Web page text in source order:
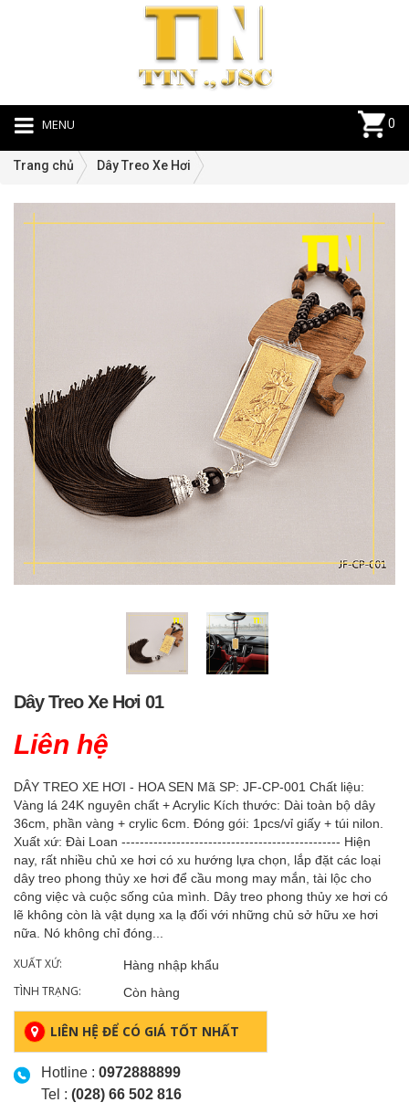
MENU 0
Trang chủ Dây Treo Xe Hơi
Dây Treo Xe Hơi 01
Liên hệ
DÂY TREO XE HƠI - HOA SEN Mã SP: JF-CP-001 Chất liệu:
Vàng lá 24K nguyên chất + Acrylic Kích thước: Dài toàn bộ dây
36cm, phần vàng + crylic 6cm. Đóng gói: 1pcs/vỉ giấy + túi nilon.
Xuất xứ: Đài Loan ------------------------------------------------ Hiện
nay, rất nhiều chủ xe hơi có xu hướng lựa chọn, lắp đặt các loại
dây treo phong thủy xe hơi để cầu mong may mắn, tài lộc cho
công việc và cuộc sống của mình. Dây treo phong thủy xe hơi có
lẽ không còn là vật dụng xa lạ đối với những chủ sở hữu xe hơi
nữa. Nó không chỉ đóng...
XUẤT XỨ: Hàng nhập khẩu
TÌNH TRẠNG: Còn hàng
LIÊN HỆ ĐỂ CÓ GIÁ TỐT NHẤT
Hotline : 0972888899
Tel : (028) 66 502 816